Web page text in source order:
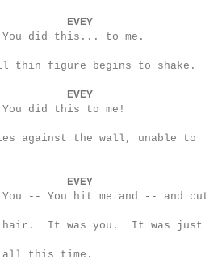
EVEY
You did this... to me.
thin figure begins to shake.
EVEY
You did this to me!
against the wall, unable to
EVEY
You -- You hit me and -- and cut
hair.
It was you.
It was just
all this time.